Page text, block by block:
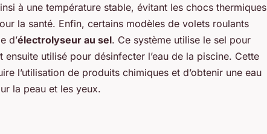
à une température stable, évitant les chocs thermiques
la santé. Enfin, certains modèles de volets roulants
d’électrolyseur au sel. Ce système utilise le sel pour
utilisé pour désinfecter l’eau de la piscine. Cette
l’utilisation de produits chimiques et d’obtenir une eau
la peau et les yeux.